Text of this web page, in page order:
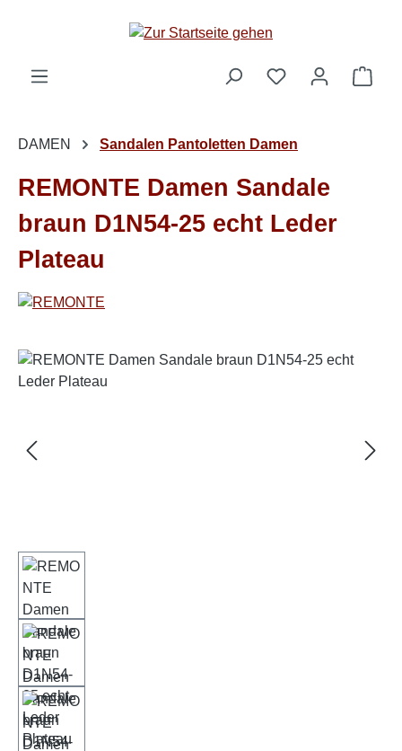
Zum Hauptinhalt springen
DAMEN Sandalen Pantoletten Damen
REMONTE Damen Sandale
braun D1N54-25 echt Leder
Plateau
Bildergalerie überspringen